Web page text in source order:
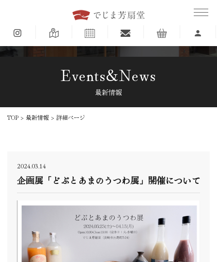
Events&News
最新情報
TOP > 最新情報 > 詳細ページ
2024.03.14
企画展「どぶとあまのうつわ展」開催について